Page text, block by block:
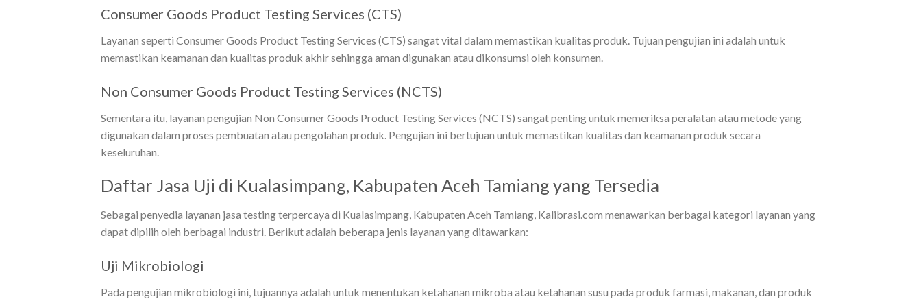
Consumer Goods Product Testing Services (CTS)
Layanan seperti Consumer Goods Product Testing Services (CTS) sangat vital dalam memastikan kualitas produk. Tujuan pengujian ini adalah untuk
memastikan keamanan dan kualitas produk akhir sehingga aman digunakan atau dikonsumsi oleh konsumen.
Non Consumer Goods Product Testing Services (NCTS)
Sementara itu, layanan pengujian Non Consumer Goods Product Testing Services (NCTS) sangat penting untuk memeriksa peralatan atau metode yang
digunakan dalam proses pembuatan atau pengolahan produk. Pengujian ini bertujuan untuk memastikan kualitas dan keamanan produk secara
keseluruhan.
Daftar Jasa Uji di Kualasimpang, Kabupaten Aceh Tamiang yang Tersedia
Sebagai penyedia layanan jasa testing terpercaya di Kualasimpang, Kabupaten Aceh Tamiang, Kalibrasi.com menawarkan berbagai kategori layanan yang
dapat dipilih oleh berbagai industri. Berikut adalah beberapa jenis layanan yang ditawarkan:
Uji Mikrobiologi
Pada pengujian mikrobiologi ini, tujuannya adalah untuk menentukan ketahanan mikroba atau ketahanan susu pada produk farmasi, makanan, dan produk